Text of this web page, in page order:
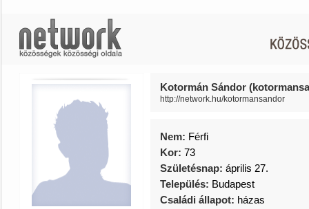
Kotormán Sándor
http://network.hu/kotormansandor
Nem: Férfi
Kor: 73
Születésnap: április 27.
Település: Budapest
Családi állapot: házas